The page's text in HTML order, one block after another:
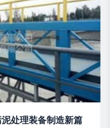
处理装备制造新篇